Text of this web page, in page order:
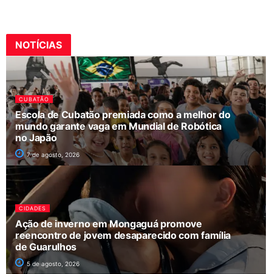
NOTÍCIAS
CUBATÃO
Escola de Cubatão premiada como a melhor do
mundo garante vaga em Mundial de Robótica
no Japão
7 de agosto, 2026
CIDADES
Ação de inverno em Mongaguá promove
reencontro de jovem desaparecido com família
de Guarulhos
5 de agosto, 2026